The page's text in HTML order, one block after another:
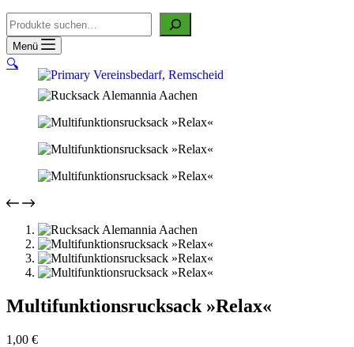
Suche
Menü
🔍
Multifunktionsrucksack »Relax«
1,00 €